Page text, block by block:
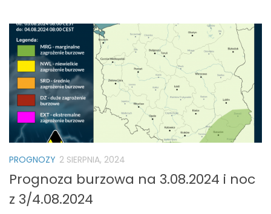
PROGNOZY 2 SIERPNIA, 2024
Prognoza burzowa na 3.08.2024 i noc
z 3/4.08.2024